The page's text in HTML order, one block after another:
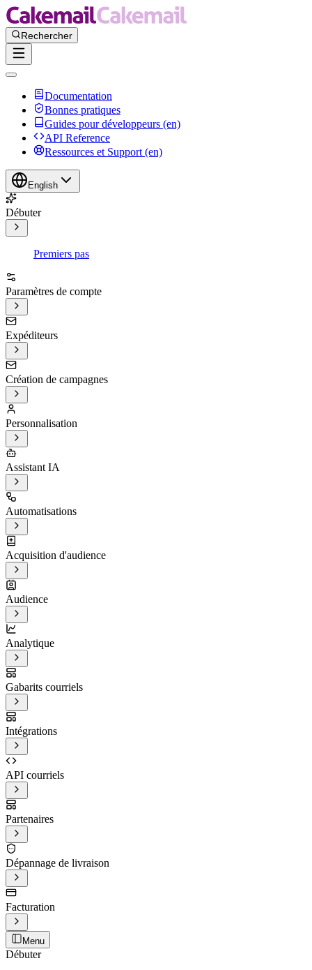
Documentation
Bonnes pratiques
Guides pour développeurs (en)
API Reference
Ressources et Support (en)
English
Débuter
Premiers pas
Paramètres de compte
Expéditeurs
Création de campagnes
Personnalisation
Assistant IA
Automatisations
Acquisition d'audience
Audience
Analytique
Gabarits courriels
Intégrations
API courriels
Partenaires
Dépannage de livraison
Facturation
Menu
Débuter